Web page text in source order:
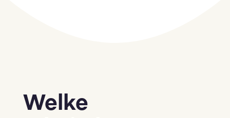
Welke